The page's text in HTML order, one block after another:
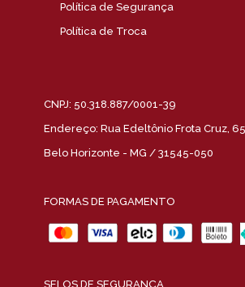
Política de Segurança
Política de Troca
CNPJ: 50.318.887/0001-39
Endereço: Rua Edeltônio Frota Cruz,
Belo Horizonte - MG / 31545-050
FORMAS DE PAGAMENTO
SELOS DE SEGURANÇA